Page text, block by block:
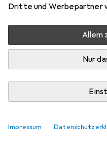
Dritte und Werbepartner
Allem
Nur
Impressum
Zwischen Di, 11.8. und
Nur 3 Stück an Lager
Lieferort angeben für
In